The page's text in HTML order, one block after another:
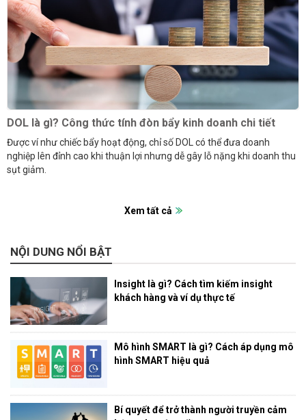
DOL là gì? Công thức tính đòn bẩy kinh doanh chi tiết
Được ví như chiếc bẩy hoạt động, chỉ số DOL có thể đưa doanh
nghiệp lên đỉnh cao khi thuận lợi nhưng dễ gây lỗ nặng khi doanh thu
sụt giảm.
Xem tất cả
NỘI DUNG NỔI BẬT
Insight là gì? Cách tìm kiếm insight
khách hàng và ví dụ thực tế
Mô hình SMART là gì? Cách áp dụng mô
hình SMART hiệu quả
Bí quyết để trở thành người truyền cảm